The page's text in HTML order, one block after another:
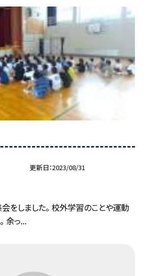
更新日 2023/08/31
をしました。 校外学習のことや運動
余っ...